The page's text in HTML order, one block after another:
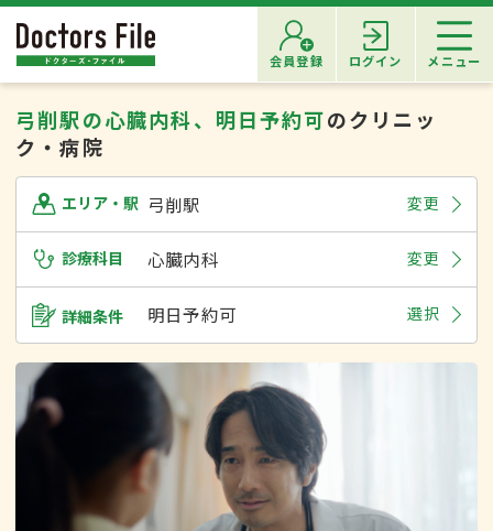
会員登録 ログイン メニュー
弓削駅の心臓内科、明日予約可のクリニッ
ク・病院
エリア・駅 弓削駅 変更
診療科目 心臓内科 変更
詳細条件 明日予約可 選択